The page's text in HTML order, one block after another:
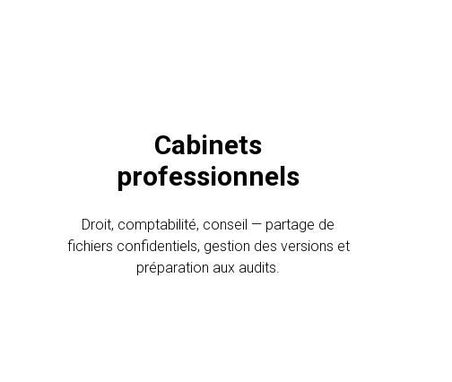
Cabinets
professionnels
Droit, comptabilité, conseil — partage de
fichiers confidentiels, gestion des versions et
préparation aux audits.